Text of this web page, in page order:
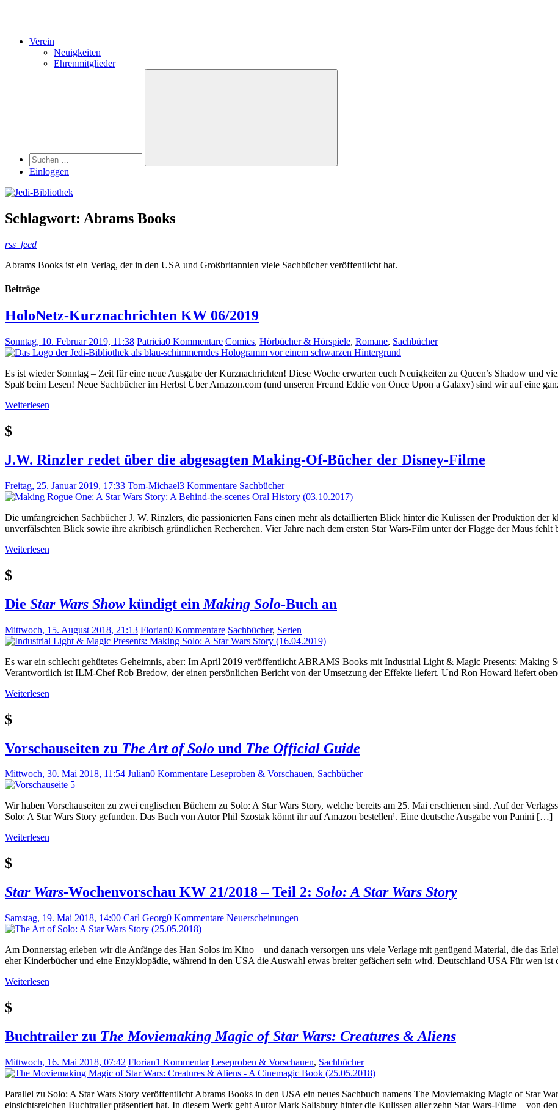
Verein
Neuigkeiten
Ehrenmitglieder
Suchen
Einloggen
Schlagwort: Abrams Books
rss_feed
Abrams Books ist ein Verlag, der in den USA und Großbritannien viele Sachbücher veröffentlicht hat.
Beiträge
HoloNetz-Kurznachrichten KW 06/2019
Sonntag, 10. Februar 2019, 11:38 Patricia0 Kommentare Comics, Hörbücher & Hörspiele, Romane, Sachbücher
Es ist wieder Sonntag – Zeit für eine neue Ausgabe der Kurznachrichten! Diese Woche erwarten euch Neuigkeiten zu Queen’s Shadow und
Spaß beim Lesen! Neue Sachbücher im Herbst Über Amazon.com (und unseren Freund Eddie von Once Upon a Galaxy) sind wir auf eine
Weiterlesen
$
J.W. Rinzler redet über die abgesagten Making-Of-Bücher der Disney-Filme
Freitag, 25. Januar 2019, 17:33 Tom-Michael3 Kommentare Sachbücher
Die umfangreichen Sachbücher J. W. Rinzlers, die passionierten Fans einen mehr als detaillierten Blick hinter die Kulissen der Produktion der
unverfälschten Blick sowie ihre akribisch gründlichen Recherchen. Vier Jahre nach dem ersten Star Wars-Film unter der Flagge der Maus
Weiterlesen
$
Die Star Wars Show kündigt ein Making Solo-Buch an
Mittwoch, 15. August 2018, 21:13 Florian0 Kommentare Sachbücher, Serien
Es war ein schlecht gehütetes Geheimnis, aber: Im April 2019 veröffentlicht ABRAMS Books mit Industrial Light & Magic Presents: Making
Verantwortlich ist ILM-Chef Rob Bredow, der einen persönlichen Bericht von der Umsetzung der Effekte liefert. Und Ron Howard liefert
Weiterlesen
$
Vorschauseiten zu The Art of Solo und The Official Guide
Mittwoch, 30. Mai 2018, 11:54 Julian0 Kommentare Leseproben & Vorschauen, Sachbücher
Wir haben Vorschauseiten zu zwei englischen Büchern zu Solo: A Star Wars Story, welche bereits am 25. Mai erschienen sind. Auf der
Solo: A Star Wars Story gefunden. Das Buch von Autor Phil Szostak könnt ihr auf Amazon bestellen¹. Eine deutsche Ausgabe von Panini […]
Weiterlesen
$
Star Wars-Wochenvorschau KW 21/2018 – Teil 2: Solo: A Star Wars Story
Samstag, 19. Mai 2018, 14:00 Carl Georg0 Kommentare Neuerscheinungen
Am Donnerstag erleben wir die Anfänge des Han Solos im Kino – und danach versorgen uns viele Verlage mit genügend Material, die das
eher Kinderbücher und eine Enzyklopädie, während in den USA die Auswahl etwas breiter gefächert sein wird. Deutschland USA Für wen
Weiterlesen
$
Buchtrailer zu The Moviemaking Magic of Star Wars: Creatures & Aliens
Mittwoch, 16. Mai 2018, 07:42 Florian1 Kommentar Leseproben & Vorschauen, Sachbücher
Parallel zu Solo: A Star Wars Story veröffentlicht Abrams Books in den USA ein neues Sachbuch namens The Moviemaking Magic of Star
einsichtsreichen Buchtrailer präsentiert hat. In diesem Werk geht Autor Mark Salisbury hinter die Kulissen aller zehn Star Wars-Filme – von